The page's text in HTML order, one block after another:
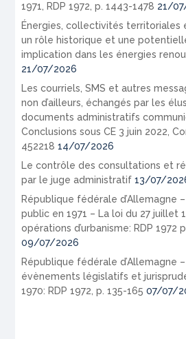
1971, RDP 1972, p. 1443-1478 21/
Énergies, collectivités territoriales
un rôle historique et une
implication dans les énergies
21/07/2026
Les courriels, SMS et autres
non d’ailleurs, échangés par les
documents administratifs
Conclusions sous CE 3 juin 2022,
452218 14/07/2026
Le contrôle des consultations et
par le juge administratif 13/07/
République fédérale d’Allemagne
public en 1971 – La loi du 27 juillet
opérations d’urbanisme: RDP 1972
09/07/2026
République fédérale d’Allemagne
évènements législatifs et
1970: RDP 1972, p. 135-165 07/07/